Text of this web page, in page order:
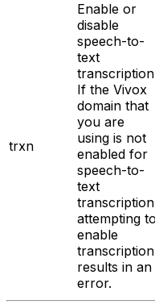
trxn
Enable or
disable
speech-to-
text
If the Vivox
domain that
you are
using is not
enabled for
speech-to-
text
attempting to
enable
transcription
results in an
error.